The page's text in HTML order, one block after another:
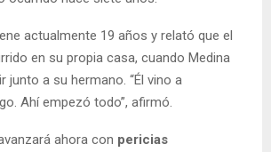
actualmente 19 años y relató que el
en su propia casa, cuando Medina
junto a su hermano. “Él vino a
Ahí empezó todo”, afirmó.
ahora con pericias